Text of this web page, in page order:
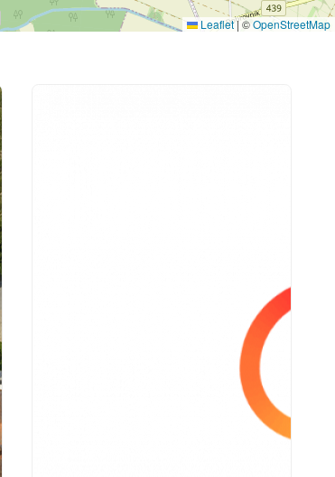
Leaflet|©OpenStreetMap